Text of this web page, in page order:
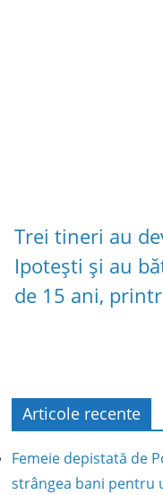
Trei tineri au
Ipotești și au
de 15 ani,
Articole recente
Femeie depistată de
strângea bani pentru